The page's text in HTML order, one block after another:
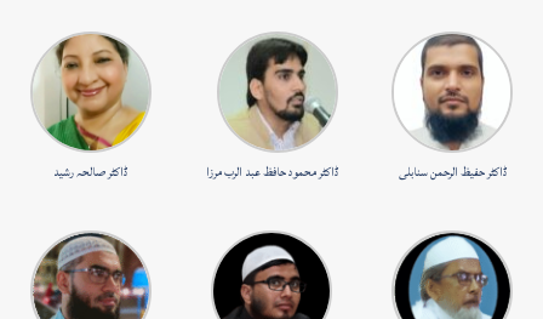
ڈاکٹر حفیظ الرحمن سنابلی ڈاکٹر محمود حافظ عبد الرب مرزا ڈاکٹر صالحہ رشید